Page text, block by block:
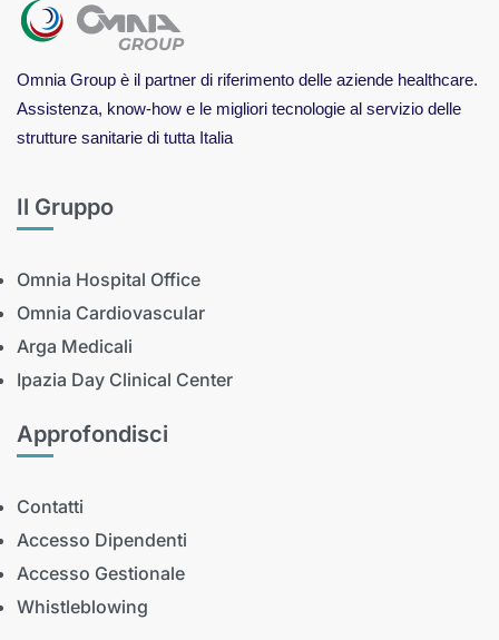
Omnia Group è il partner di riferimento delle aziende healthcare.
Assistenza, know-how e le migliori tecnologie al servizio delle
strutture sanitarie di tutta Italia
Il Gruppo
Omnia Hospital Office
Omnia Cardiovascular
Arga Medicali
Ipazia Day Clinical Center
Approfondisci
Contatti
Accesso Dipendenti
Accesso Gestionale
Whistleblowing